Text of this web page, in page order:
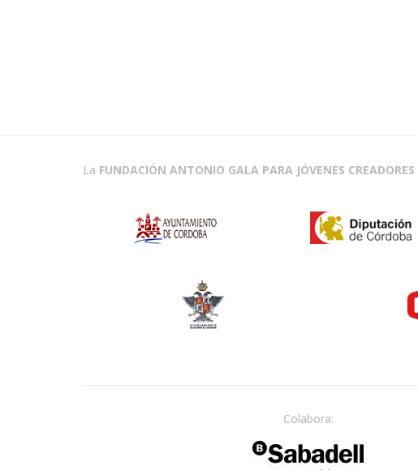
La FUNDACIÓN ANTONIO GALA PARA JÓVENES CREADORES
Colabora: